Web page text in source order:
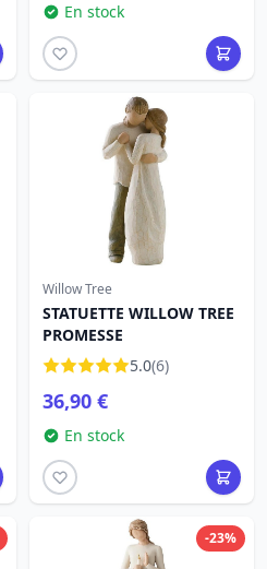
En stock
Willow Tree
STATUETTE WILLOW TREE
PROMESSE
5.0(6)
36,90 €
En stock
-23%